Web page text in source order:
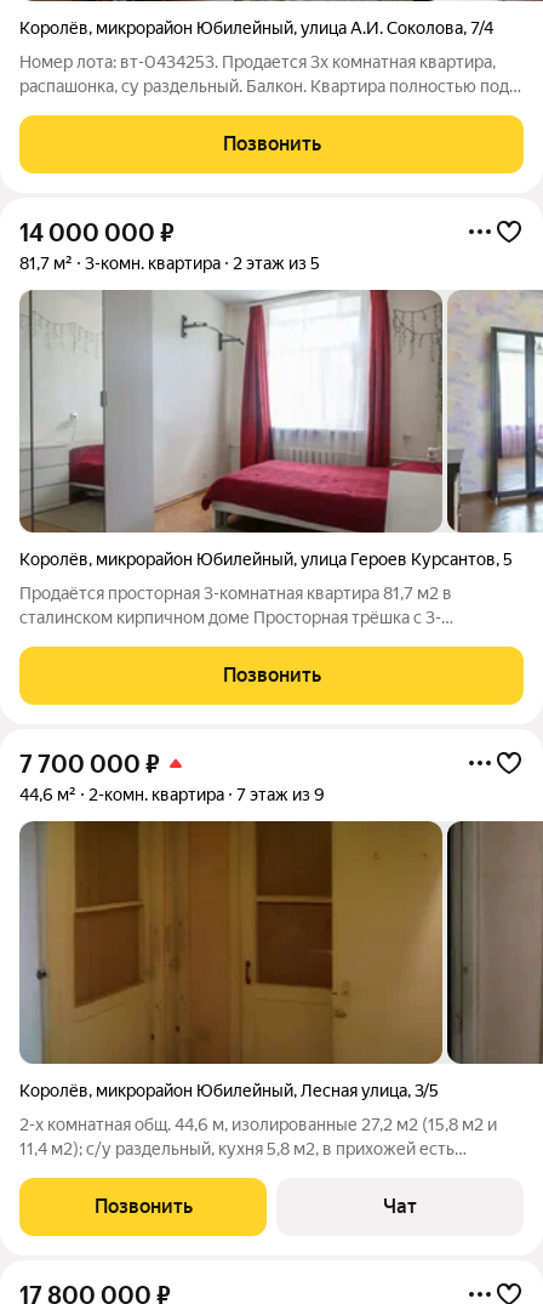
Королёв, микрорайон Юбилейный,улица А.И. Соколова,7/4
Номер лота: вт-0434253. Продается 3х комнатная квартира,
распашонка, су раздельный. Балкон. Квартира полностью под
школа, детский сад, бассейн в 7 минутах, магазины, остановка
транспорта в 5
Позвонить
14 000 000 ₽
81,7 м² 3-комн. квартира 2 этаж из 5
Королёв, микрорайон Юбилейный,улица Героев Курсантов,5
Продаётся просторная 3-комнатная квартира 81,7 м2 в
сталинском кирпичном доме Просторная трёшка с 3-
с косметическим ремонтом уютная и готовая к проживанию,
при этом вы всегда сможете со
Позвонить
7 700 000 ₽
44,6 м² 2-комн. квартира 7 этаж из 9
Королёв, микрорайон Юбилейный, Лесная улица,3/5
2-х комнатная общ. 44,6 м, изолированные 27,2 м2 (15,8 м2 и
11,4 м2); с/у раздельный, кухня 5,8 м2, в прихожей есть
шкаф 0,6 м2 в прихожей., балкон и окна во двор на школу на
Комитетский лес,
Позвонить Чат
17 800 000 ₽